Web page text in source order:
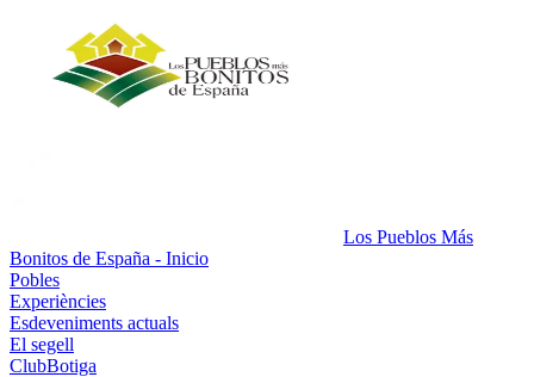
Los Pueblos Más
Bonitos de España - Inicio
Pobles
Experiències
Esdeveniments actuals
El segell
ClubBotiga